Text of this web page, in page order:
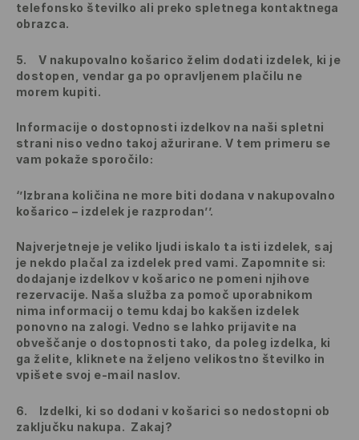
telefonsko številko ali preko spletnega kontaktnega
obrazca.
5. V nakupovalno košarico želim dodati izdelek, ki je
dostopen, vendar ga po opravljenem plačilu ne
morem kupiti.
Informacije o dostopnosti izdelkov na naši spletni
strani niso vedno takoj ažurirane. V tem primeru se
vam pokaže sporočilo:
‘’Izbrana količina ne more biti dodana v nakupovalno
košarico – izdelek je razprodan’’.
Najverjetneje je veliko ljudi iskalo ta isti izdelek, saj
je nekdo plačal za izdelek pred vami. Zapomnite si:
dodajanje izdelkov v košarico ne pomeni njihove
rezervacije. Naša služba za pomoč uporabnikom
nima informacij o temu kdaj bo kakšen izdelek
ponovno na zalogi. Vedno se lahko prijavite na
obveščanje o dostopnosti tako, da poleg izdelka, ki
ga želite, kliknete na željeno velikostno številko in
vpišete svoj e-mail naslov.
6. Izdelki, ki so dodani v košarici so nedostopni ob
zaključku nakupa. Zakaj?